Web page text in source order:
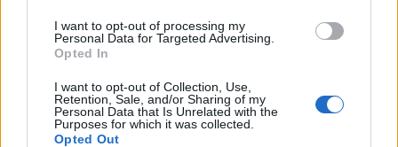
I want to opt-out of processing my
Personal Data for Targeted Advertising.
Opted In
I want to opt-out of Collection, Use,
Retention, Sale, and/or Sharing of my
Personal Data that Is Unrelated with the
Purposes for which it was collected.
Opted Out
dovrà rinunciare anche al suo giocatore più
talentuoso, quel Kenan Yildiz a cui fin troppe
volte ci si è aggrappati nell'arco dell'ennesima
stagione vissuta al di sotto delle aspettative. Il
turco non ha smaltito completamente il